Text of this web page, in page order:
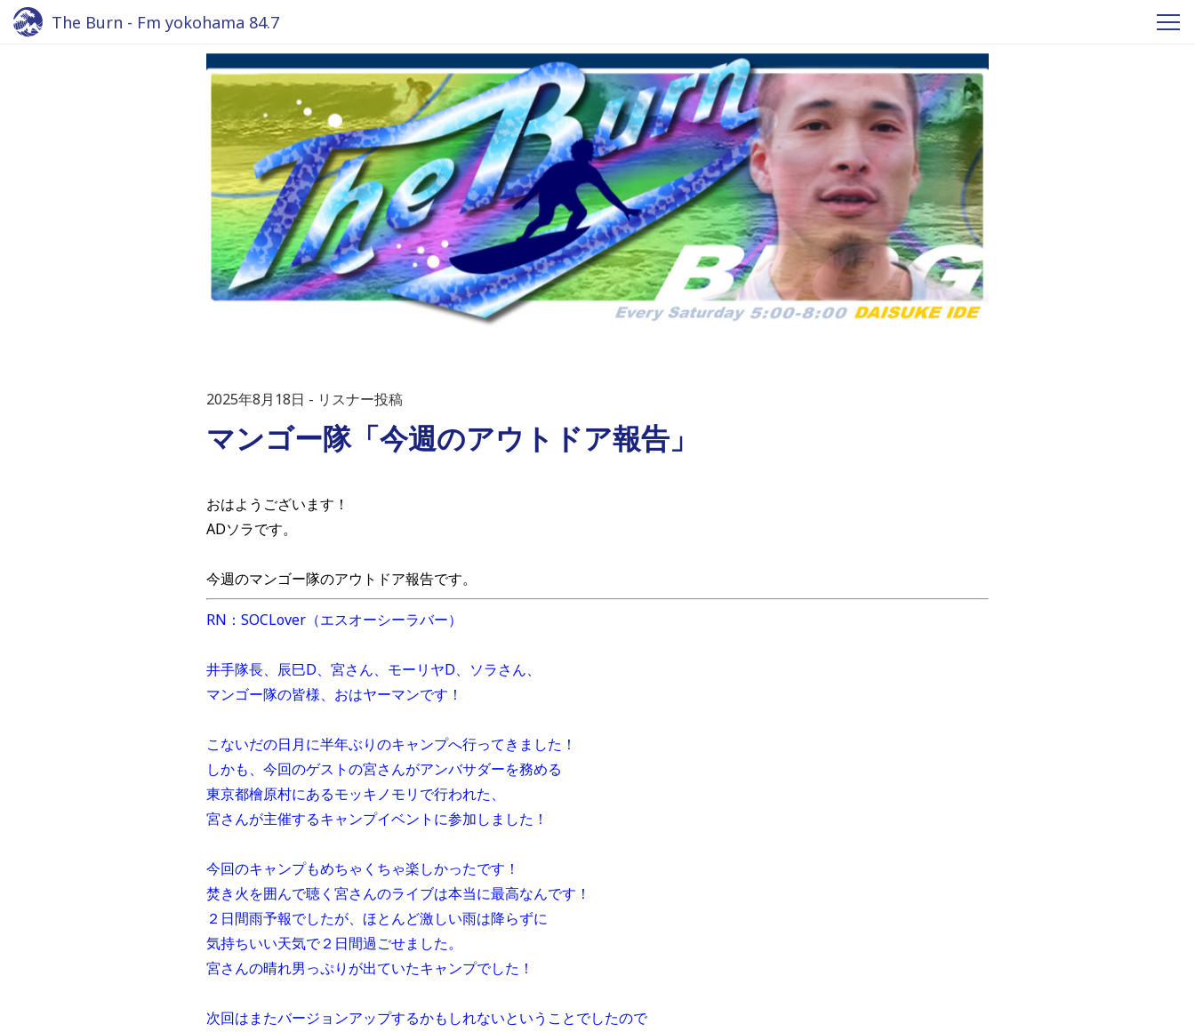
The Burn - Fm yokohama 84.7
2025年8月18日 リスナー投稿
マンゴー隊「今週のアウトドア報告」
おはようございます！
ADソラです。
今週のマンゴー隊のアウトドア報告です。
RN：SOCLover（エスオーシーラバー）
井手隊長、辰巳D、宮さん、モーリヤD、ソラさん、
マンゴー隊の皆様、おはヤーマンです！
こないだの日月に半年ぶりのキャンプへ行ってきました！
しかも、今回のゲストの宮さんがアンバサダーを務める
東京都檜原村にあるモッキノモリで行われた、
宮さんが主催するキャンプイベントに参加しました！
今回のキャンプもめちゃくちゃ楽しかったです！
焚き火を囲んで聴く宮さんのライブは本当に最高なんです！
２日間雨予報でしたが、ほとんど激しい雨は降らずに
気持ちいい天気で２日間過ごせました。
宮さんの晴れ男っぷりが出ていたキャンプでした！
次回はまたバージョンアップするかもしれないということでしたので